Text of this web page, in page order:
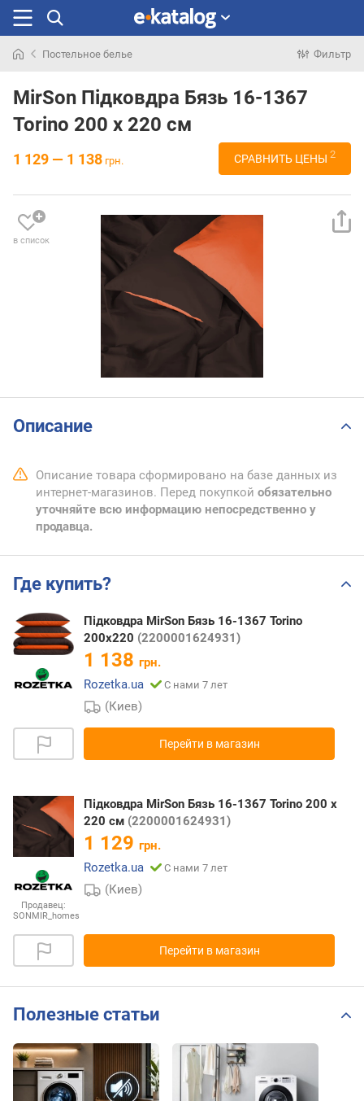
раньше
Постельное белье Фильтр
MirSon Підковдра Бязь 16-1367
Torino 200 x 220 см
1 129 — 1 138 грн. СРАВНИТЬ ЦЕНЫ 2
в список
Описание
Описание товара сформировано на базе данных из
интернет-магазинов. Перед покупкой обязательно
уточняйте всю информацию непосредственно у
продавца.
Где купить?
Підковдра MirSon Бязь 16-1367 Torino
200х220 (2200001624931)
1 138 грн.
Rozetka.ua
С нами 7 лет
(Киев)
Перейти в магазин
Продавец:
SONMIR_homes
Підковдра MirSon Бязь 16-1367 Torino 200 x
220 см (2200001624931)
1 129 грн.
Rozetka.ua
С нами 7 лет
(Киев)
Перейти в магазин
Полезные статьи